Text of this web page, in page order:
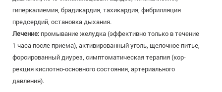
гиперкалиемия, брадикардия, тахикардия, фибрилляция
предсердий, остановка дыхания.
Лечение: промывание желудка (эффективно только в течение
1 часа после приема), активи­рованный уголь, щелочное питье,
форсированный диурез, симптоматическая терапия (кор­
рекция кислотно-основного состояния, артериального
давления).